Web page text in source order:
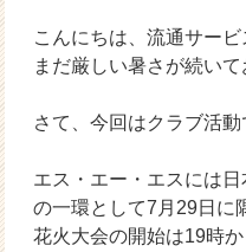
こんにちは、流通サービ
まだ厳しい暑さが続い
さて、今回はクラブ活
エス・エー・エスには
の一環として7月29日に
花火大会の開始は19時